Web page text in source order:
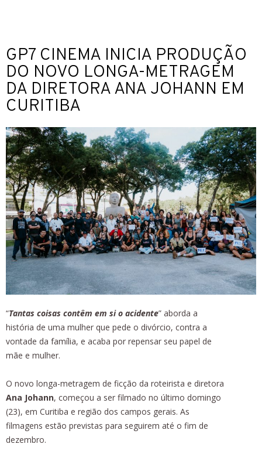
GP7 CINEMA INICIA PRODUÇÃO
DO NOVO LONGA-METRAGEM
DA DIRETORA ANA JOHANN EM
CURITIBA
“Tantas coisas contêm em si o acidente” aborda a
história de uma mulher que pede o divórcio, contra a
vontade da família, e acaba por repensar seu papel de
mãe e mulher.
O novo longa-metragem de ficção da roteirista e diretora
Ana Johann, começou a ser filmado no último domingo
(23), em Curitiba e região dos campos gerais. As
filmagens estão previstas para seguirem até o fim de
dezembro.